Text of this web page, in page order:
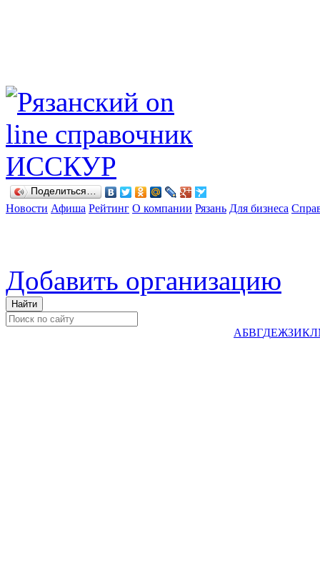
Поделиться…
Новости Афиша Рейтинг О компании Рязань Для бизнеса
Добавить организацию
АБВГДЕЖЗИКЛ